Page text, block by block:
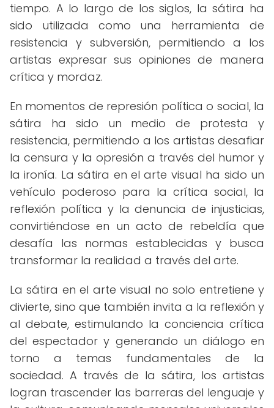
tiempo. A lo largo de los siglos, la sátira ha
sido utilizada como una herramienta de
resistencia y subversión, permitiendo a los
artistas expresar sus opiniones de manera
crítica y mordaz.
En momentos de represión política o social, la
sátira ha sido un medio de protesta y
resistencia, permitiendo a los artistas desafiar
la censura y la opresión a través del humor y
la ironía. La sátira en el arte visual ha sido un
vehículo poderoso para la crítica social, la
reflexión política y la denuncia de injusticias,
convirtiéndose en un acto de rebeldía que
desafía las normas establecidas y busca
transformar la realidad a través del arte.
La sátira en el arte visual no solo entretiene y
divierte, sino que también invita a la reflexión y
al debate, estimulando la conciencia crítica
del espectador y generando un diálogo en
torno a temas fundamentales de la
sociedad. A través de la sátira, los artistas
logran trascender las barreras del lenguaje y